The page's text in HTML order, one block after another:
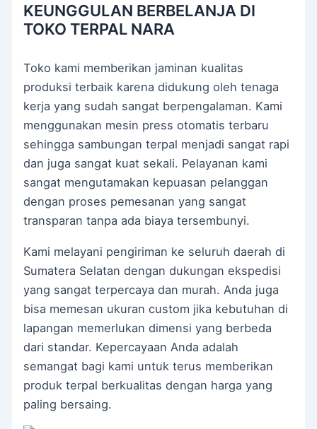
KEUNGGULAN BERBELANJA DI
TOKO TERPAL NARA
Toko kami memberikan jaminan kualitas
produksi terbaik karena didukung oleh tenaga
kerja yang sudah sangat berpengalaman. Kami
menggunakan mesin press otomatis terbaru
sehingga sambungan terpal menjadi sangat rapi
dan juga sangat kuat sekali. Pelayanan kami
sangat mengutamakan kepuasan pelanggan
dengan proses pemesanan yang sangat
transparan tanpa ada biaya tersembunyi.
Kami melayani pengiriman ke seluruh daerah di
Sumatera Selatan dengan dukungan ekspedisi
yang sangat terpercaya dan murah. Anda juga
bisa memesan ukuran custom jika kebutuhan di
lapangan memerlukan dimensi yang berbeda
dari standar. Kepercayaan Anda adalah
semangat bagi kami untuk terus memberikan
produk terpal berkualitas dengan harga yang
paling bersaing.